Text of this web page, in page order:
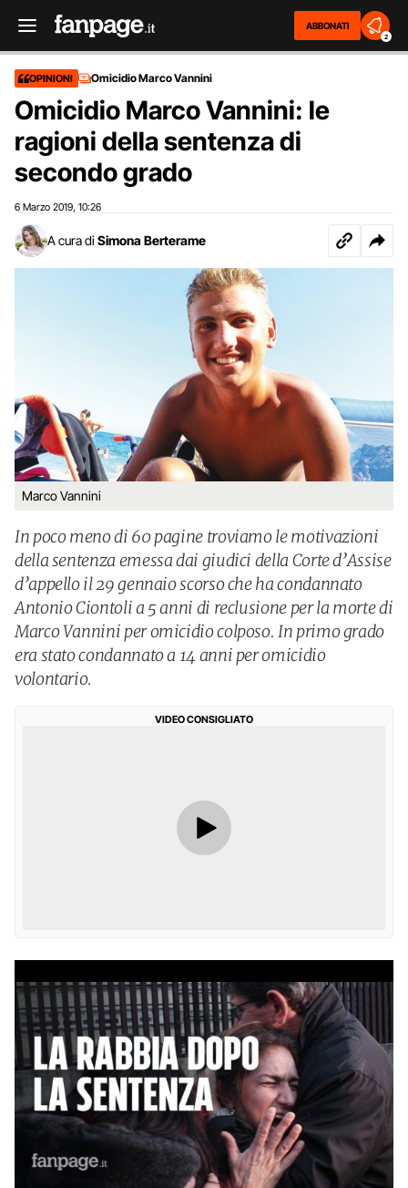
ABBONATI
2
OPINIONI Omicidio Marco Vannini
Omicidio Marco Vannini: le
ragioni della sentenza di
secondo grado
6 Marzo 2019 10:26
A cura di Simona Berterame
Marco Vannini
In poco meno di 60 pagine troviamo le motivazioni
della sentenza emessa dai giudici della Corte d’Assise
d’appello il 29 gennaio scorso che ha condannato
Antonio Ciontoli a 5 anni di reclusione per la morte di
Marco Vannini per omicidio colposo. In primo grado
era stato condannato a 14 anni per omicidio
volontario.
VIDEO CONSIGLIATO